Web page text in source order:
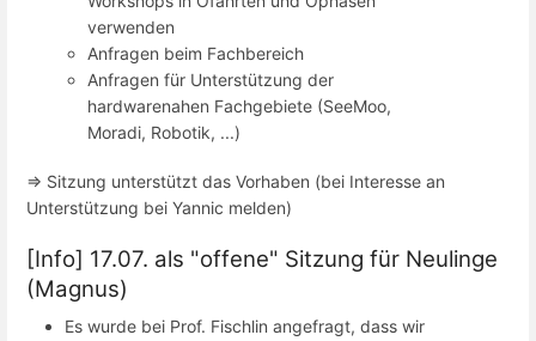
verwenden
Anfragen beim Fachbereich
Anfragen für Unterstützung der
hardwarenahen Fachgebiete (SeeMoo,
Moradi, Robotik, ...)
=> Sitzung unterstützt das Vorhaben (bei Interesse an
Unterstützung bei Yannic melden)
[Info] 17.07. als "offene" Sitzung für Neulinge
(Magnus)
Es wurde bei Prof. Fischlin angefragt, dass wir